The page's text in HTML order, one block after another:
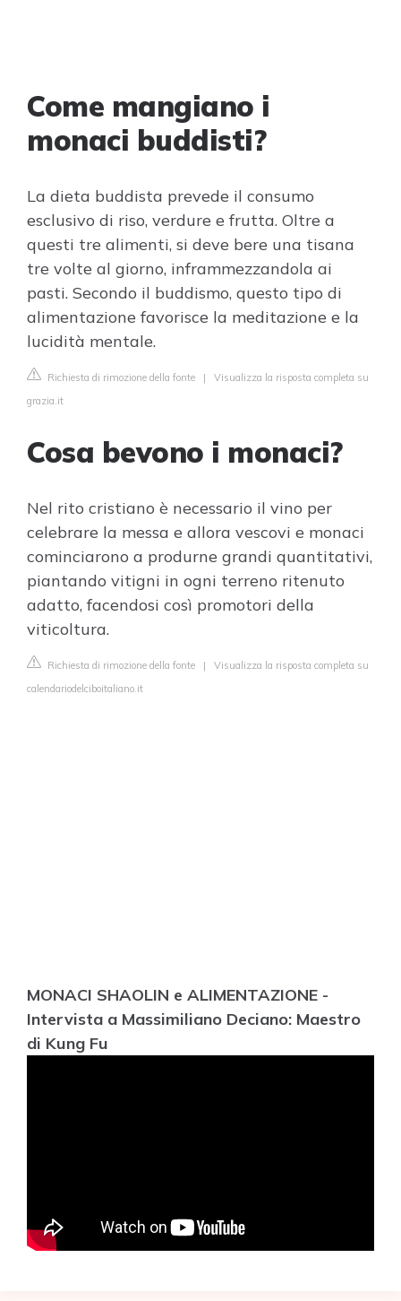
Come mangiano i
monaci buddisti?
La dieta buddista prevede il consumo
esclusivo di riso, verdure e frutta. Oltre a
questi tre alimenti, si deve bere una tisana
tre volte al giorno, inframmezzandola ai
pasti. Secondo il buddismo, questo tipo di
alimentazione favorisce la meditazione e la
lucidità mentale.
Richiesta di rimozione della fonte | Visualizza la risposta completa su
grazia.it
Cosa bevono i monaci?
Nel rito cristiano è necessario il vino per
celebrare la messa e allora vescovi e monaci
cominciarono a produrne grandi quantitativi,
piantando vitigni in ogni terreno ritenuto
adatto, facendosi così promotori della
viticoltura.
Richiesta di rimozione della fonte | Visualizza la risposta completa su
calendariodelciboitaliano.it
MONACI SHAOLIN e ALIMENTAZIONE -
Intervista a Massimiliano Deciano: Maestro
di Kung Fu